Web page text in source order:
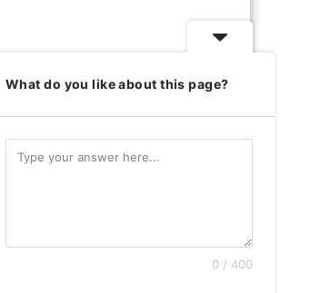
What do you like about this page?
0 / 400